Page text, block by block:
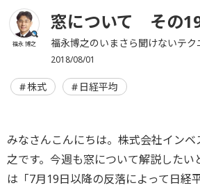
福永 博之
窓について その
福永博之のいまさら聞けないテ
2018/08/01
株式 日経平均
みなさんこんにちは。株式会社イン
之です。今週も窓について解説したい
は「7月19日以降の反落によって日経